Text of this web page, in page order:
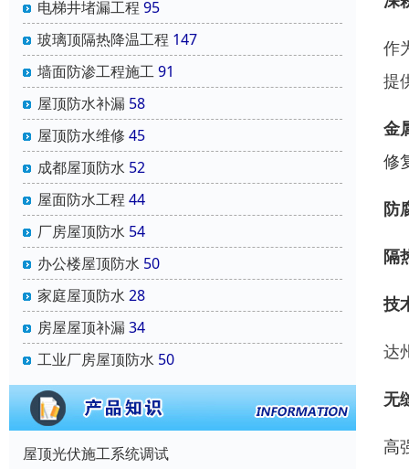
电梯井堵漏工程 95
玻璃顶隔热降温工程 147
墙面防渗工程施工91
屋顶防水补漏 58
屋顶防水维修 45
成都屋顶防水 52
屋面防水工程 44
厂房屋顶防水 54
办公楼屋顶防水 50
家庭屋顶防水 28
房屋屋顶补漏34
工业厂房屋顶防水 50
屋顶光伏施工系统调试
作
提
金
修
防
隔
技
达
无
高